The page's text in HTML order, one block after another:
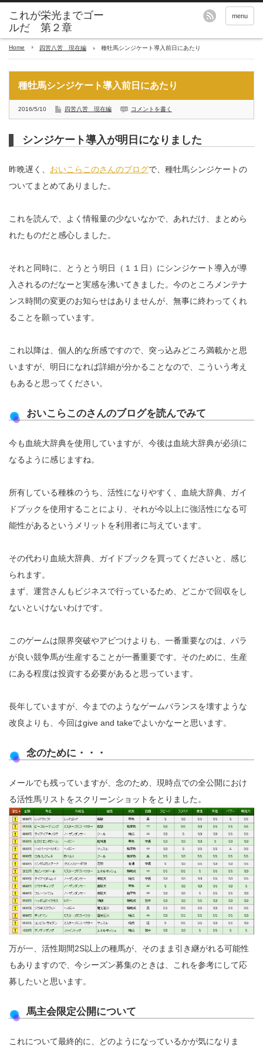
これが栄光までゴー
ルだ 第２章
menu
Home 四苦八苦 現在編 種牡馬シンジケート導入前日にあたり
種牡馬シンジケート導入前日にあたり
2016/5/10 四苦八苦 現在編 コメントを書く
シンジケート導入が明日になりました
昨晩遅く、 おいこらこのさんのブログで、種牡馬シンジケートの
ついてまとめてありました。
これを読んで、よく情報量の少ないなかで、あれだけ、まとめら
れたものだと感心しました。
それと同時に、とうとう明日（１１日）にシンジケート導入が導
入されるのだなーと実感を沸いてきました。今のところメンテナ
ンス時間の変更のお知らせはありませんが、無事に終わってくれ
ることを願っています。
これ以降は、個人的な所感ですので、突っ込みどころ満載かと思
いますが、明日になれば詳細が分かることなので、こういう考え
もあると思ってください。
おいこらこのさんのブログを読んでみて
今も血統大辞典を使用していますが、今後は血統大辞典が必須に
なるように感じますね。
所有している種株のうち、活性になりやすく、血統大辞典、ガイ
ドブックを使用することにより、それが今以上に強活性になる可
能性があるというメリットを利用者に与えています。
その代わり血統大辞典、ガイドブックを買ってくださいと、感じ
られます。
まず、運営さんもビジネスで行っているため、どこかで回収をし
ないといけないわけです。
このゲームは限界突破やアビつけよりも、一番重要なのは、パラ
が良い競争馬が生産することが一番重要です。そのために、生産
にある程度は投資する必要があると思っています。
長年していますが、今までのようなゲームバランスを壊すような
改良よりも、今回はgive and takeでよいかなーと思います。
念のために・・・
メールでも残っていますが、念のため、現時点での全公開におけ
る活性馬リストをスクリーンショットをとりました。
万が一、活性期間2S以上の種馬が、そのまま引き継がれる可能性
もありますので、今シーズン募集のときは、これを参考にして応
募したいと思います。
馬主会限定公開について
これについて最終的に、どのようになっているかが気になりま